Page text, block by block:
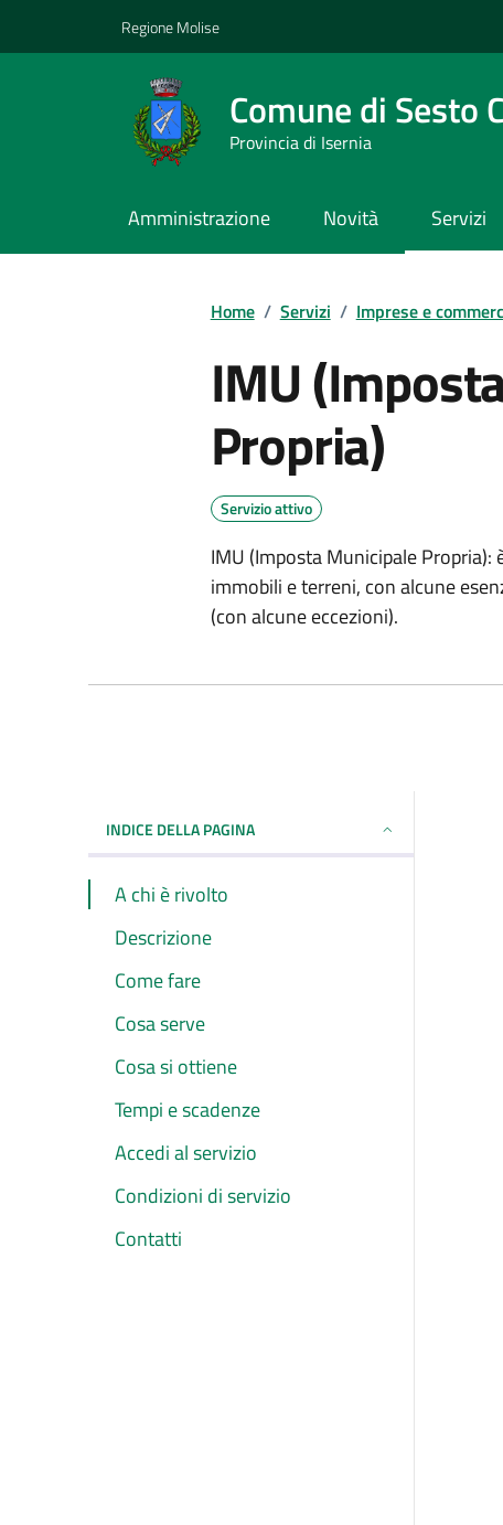
Regione Molise
Comune di Sesto
Provincia di Isernia
Amministrazione Novità Servizi
Home / Servizi / Imprese e
IMU
Propria)
Servizio attivo
IMU (Imposta Municipale
immobili e terreni, con alcune
(con alcune eccezioni).
INDICE DELLA PAGINA
A chi è rivolto
Descrizione
Come fare
Cosa serve
Cosa si ottiene
Tempi e scadenze
Accedi al servizio
Condizioni di servizio
Contatti